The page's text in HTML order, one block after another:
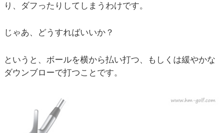
り、ダフったりしてしまうわけです。
じゃあ、どうすればいいか？
というと、ボールを横から払い打つ、もしくは緩やかな
ダウンブローで打つことです。